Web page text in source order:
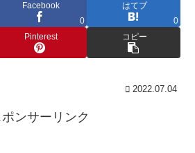
Facebook
0
はてブ
0
Pinterest コピー
2022.07.04
ポンサーリンク